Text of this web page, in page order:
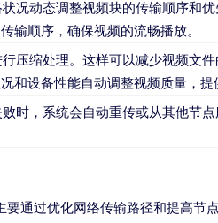
况动态调整视频块的传输顺序和
输顺序，确保视频的流畅播放。
压缩处理。这样可以减少视频文
和设备性能自动调整视频质量，提
时，系统会自动重传或从其他节
通过优化网络传输路径和提高节